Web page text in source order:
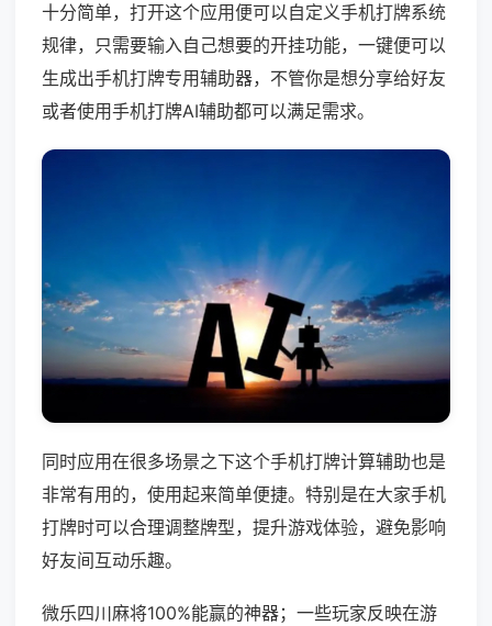
十分简单，打开这个应用便可以自定义手机打牌系统
规律，只需要输入自己想要的开挂功能，一键便可以
生成出手机打牌专用辅助器，不管你是想分享给好友
或者使用手机打牌AI辅助都可以满足需求。
同时应用在很多场景之下这个手机打牌计算辅助也是
非常有用的，使用起来简单便捷。特别是在大家手机
打牌时可以合理调整牌型，提升游戏体验，避免影响
好友间互动乐趣。
微乐四川麻将100%能赢的神器；一些玩家反映在游